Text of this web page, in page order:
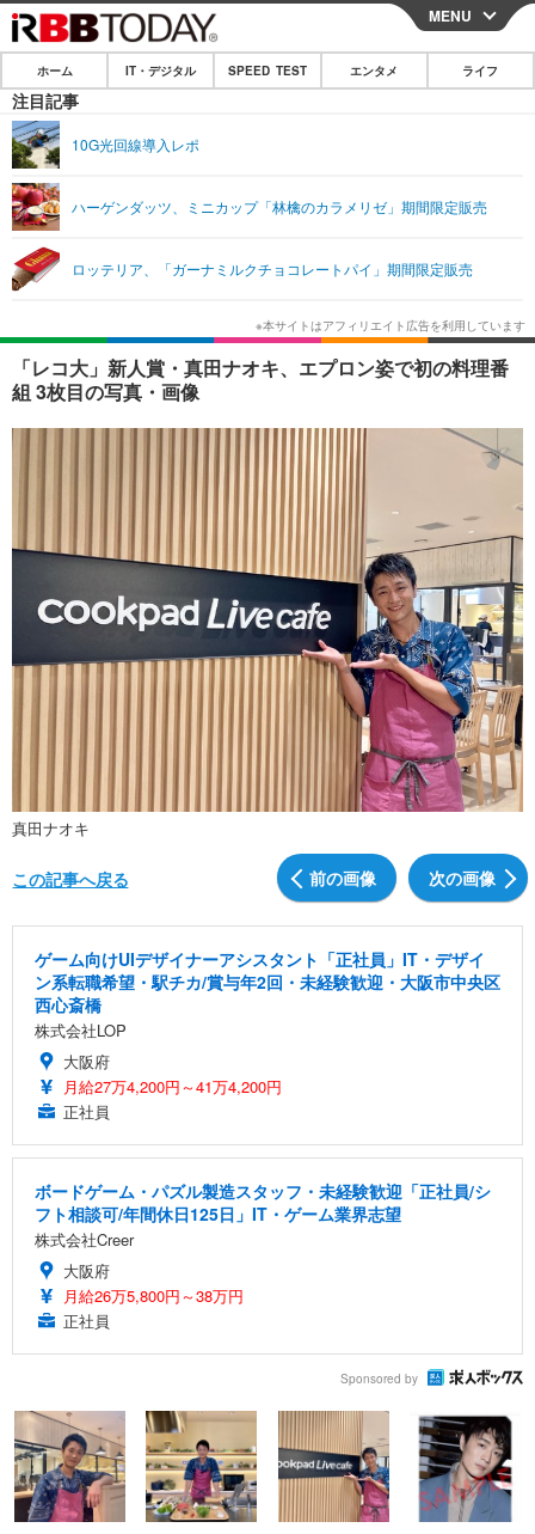
CLOSE
ホーム
IT・デジタル
ショッピング その他
SPEED TEST
エンタメ
エンタメTOP 映画・ドラマ
韓国・芸能
音楽 スポーツ
ショッピング
ライフ
ライフTOP グルメ
ペット ショッピング
その他
リリース一覧
プッシュ通知の停止方法
MENU
ホーム IT・デジタル SPEED TEST エンタメ ライフ
注目記事
10G光回線導入レポ
ハーゲンダッツ、ミニカップ「林檎のカラメリゼ」期間限定販売
ロッテリア、「ガーナミルクチョコレートパイ」期間限定販売
「レコ大」新人賞・真田ナオキ、エプロン姿で初の料理番
組 3枚目の写真・画像
真田ナオキ
前の画像 次の画像
この記事へ戻る
ゲーム向けUIデザイナーアシスタント「正社員」IT・デザイ
ン系転職希望・駅チカ/賞与年2回・未経験歓迎・大阪市中央区
西心斎橋
株式会社LOP
大阪府
月給27万4,200円～41万4,200円
正社員
ボードゲーム・パズル製造スタッフ・未経験歓迎「正社員/シ
フト相談可/年間休日125日」IT・ゲーム業界志望
株式会社Creer
大阪府
月給26万5,800円～38万円
正社員
Sponsored by